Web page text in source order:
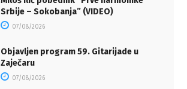
Srbije – Sokobanja” (VIDEO)
07/08/2026
Objavljen program 59. Gitarijade u
Zaječaru
07/08/2026